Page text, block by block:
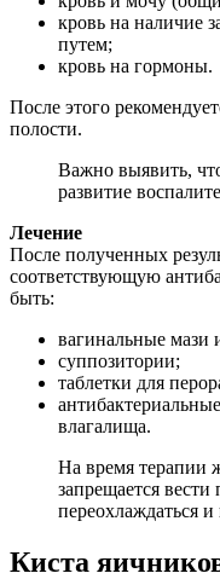
кровь на наличие
путем;
кровь на гормоны.
После этого
полости.
Важно выявить,
развитие
Лечение
После полученных
соответствующую
быть:
вагинальные мази
суппозитории;
таблетки для
влагалища.
На время терапии
запрещается
переохлаждаться
Киста